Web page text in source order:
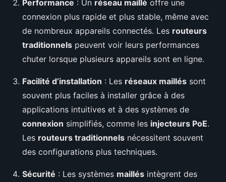
Performance : Un réseau maillé offre une
connexion plus rapide et plus stable, même avec
de nombreux appareils connectés. Les routeurs
traditionnels peuvent voir leurs performances
chuter lorsque plusieurs appareils sont en ligne.
Facilité d’installation : Les réseaux maillés sont
souvent plus faciles à installer grâce à des
applications intuitives et à des systèmes de
connexion simplifiés, comme les injecteurs PoE.
Les routeurs traditionnels nécessitent souvent
des configurations plus techniques.
Sécurité : Les systèmes maillés intègrent des